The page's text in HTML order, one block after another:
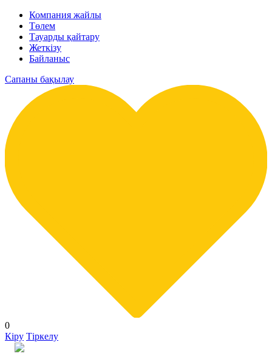
Компания жайлы
Төлем
Тауарды қайтару
Жеткізу
Байланыс
Сапаны бақылау
0
Кіру Тіркелу